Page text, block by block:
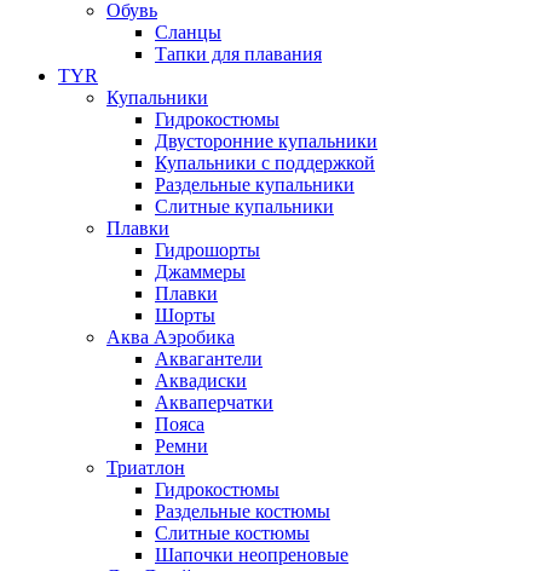
Обувь
Сланцы
Тапки для плавания
TYR
Купальники
Гидрокостюмы
Двусторонние купальники
Купальники с поддержкой
Раздельные купальники
Слитные купальники
Плавки
Гидрошорты
Джаммеры
Плавки
Шорты
Аква Аэробика
Аквагантели
Аквадиски
Акваперчатки
Пояса
Ремни
Триатлон
Гидрокостюмы
Раздельные костюмы
Слитные костюмы
Шапочки неопреновые